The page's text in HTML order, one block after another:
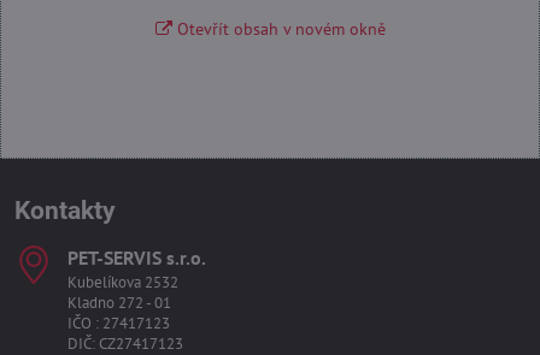
Otevřít obsah v novém okně
Kontakty
PET-SERVIS s​.r​.o​.
Kubelíkova 2532
Kladno 272 - 01
IČO : 27417123
DIČ: CZ27417123